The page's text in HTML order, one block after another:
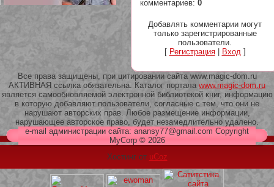
209 Белая кофта из ленточного
кружева
комментариев: 0
Добавлять комментарии могут
только зарегистрированные
пользователи.
[ Регистрация| Вход]
Все права защищены, при цитировании сайта www.magic-dom.ru
АКТИВНАЯ ссылка обязательна. Каталог портала www.magic-dom.ru
является самообновляемой электронной библиотекой книг, информацию
в которую добавляют пользователи, согласные с тем, что они не
нарушают авторских прав. Любое размещение информации,
нарушающее авторское право, будет незамедлительно удалено.
e-mail администрации сайта: anansy77@gmail.com Copyright
MyCorp © 2026
Хостинг от uCoz